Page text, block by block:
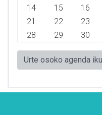
14
15 16
21
22 23
28
29 30
Urte osoko agenda